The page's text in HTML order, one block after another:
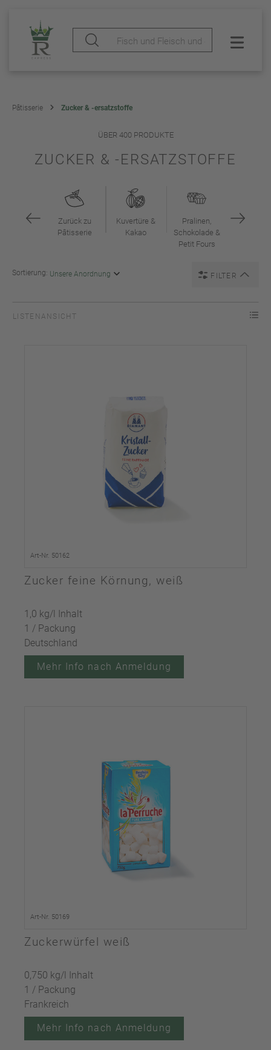
Pâtisserie Zucker & -ersatzstoffe
ÜBER 400 PRODUKTE
ZUCKER & -ERSATZSTOFFE
Zurück zu
Pâtisserie
Kuvertüre &
Kakao
Pralinen,
Schokolade &
Petit Fours
FILTER
Sortierung:
LISTENANSICHT
Art-Nr. 50162
Zucker feine Körnung, weiß
1,0 kg/l Inhalt
1 / Packung
Deutschland
Mehr Info nach Anmeldung
Art-Nr. 50169
Zuckerwürfel weiß
0,750 kg/l Inhalt
1 / Packung
Frankreich
Mehr Info nach Anmeldung